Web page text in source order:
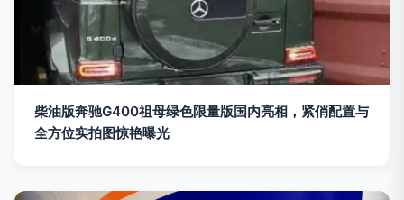
柴油版奔驰G400祖母绿色限量版国内亮相，紧俏配置与
全方位实拍图惊艳曝光